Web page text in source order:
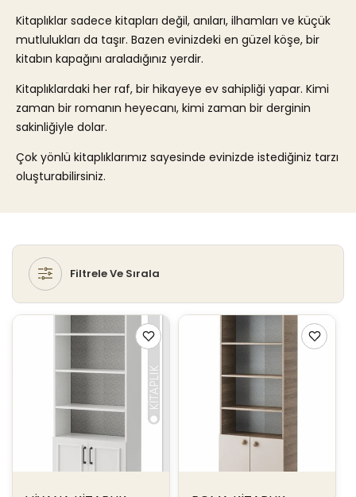
L
E
K
S
I
Y
O
N
:
Kitaplıklar sadece kitapları değil, anıları, ilhamları ve küçük
mutlulukları da taşır. Bazen evinizdeki en güzel köşe, bir
kitabın kapağını araladığınız yerdir.
Kitaplıklardaki her raf, bir hikayeye ev sahipliği yapar. Kimi
zaman bir romanın heyecanı, kimi zaman bir derginin
sakinliğiyle dolar.
Çok yönlü kitaplıklarımız sayesinde evinizde istediğiniz tarzı
oluşturabilirsiniz.
Filtrele Ve Sırala